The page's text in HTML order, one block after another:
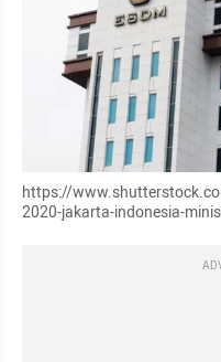
https://
2020-jakarta-indonesia-